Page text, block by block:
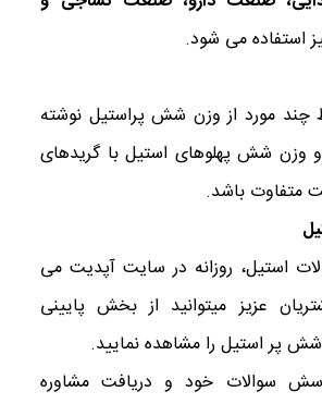
استفاده می شود.
مورد از وزن شش پراستیل نوشته
وزن شش پهلوهای استیل با گریدهای
متفاوت باشد.
استیل، روزانه در سایت آپدیت می
عزیز میتوانید از بخش پایینی
پر استیل را مشاهده نمایید.
سوالات خود و دریافت مشاوره